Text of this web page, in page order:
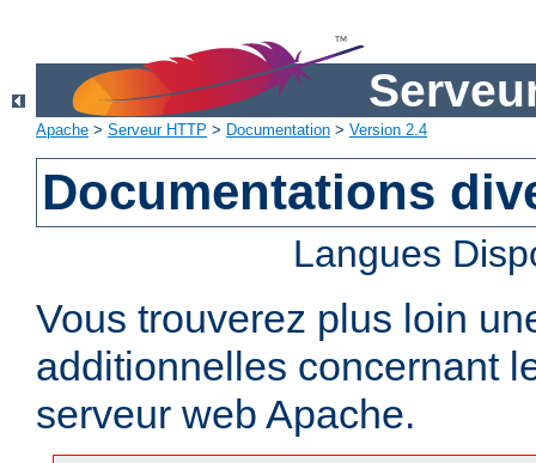
Apache > Serveur HTTP > Documentation > Version 2.4
Documentations
Langues
Vous trouverez plus loin
additionnelles concernant
serveur web Apache.